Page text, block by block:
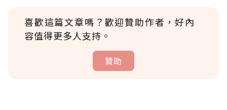
喜歡這篇文章嗎？歡迎贊助作者，好內
容值得更多人支持。
贊助